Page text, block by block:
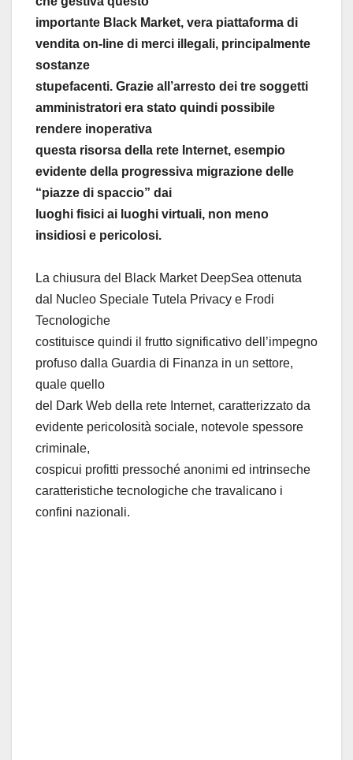
importante Black Market, vera piattaforma di
vendita on-line di merci illegali, principalmente
sostanze
stupefacenti. Grazie all’arresto dei tre soggetti
amministratori era stato quindi possibile
rendere inoperativa
questa risorsa della rete Internet, esempio
evidente della progressiva migrazione delle
“piazze di spaccio” dai
luoghi fisici ai luoghi virtuali, non meno
insidiosi e pericolosi.
La chiusura del Black Market DeepSea ottenuta
dal Nucleo Speciale Tutela Privacy e Frodi
Tecnologiche
costituisce quindi il frutto significativo dell’impegno
profuso dalla Guardia di Finanza in un settore,
quale quello
del Dark Web della rete Internet, caratterizzato da
evidente pericolosità sociale, notevole spessore
criminale,
cospicui profitti pressoché anonimi ed intrinseche
caratteristiche tecnologiche che travalicano i
confini nazionali.